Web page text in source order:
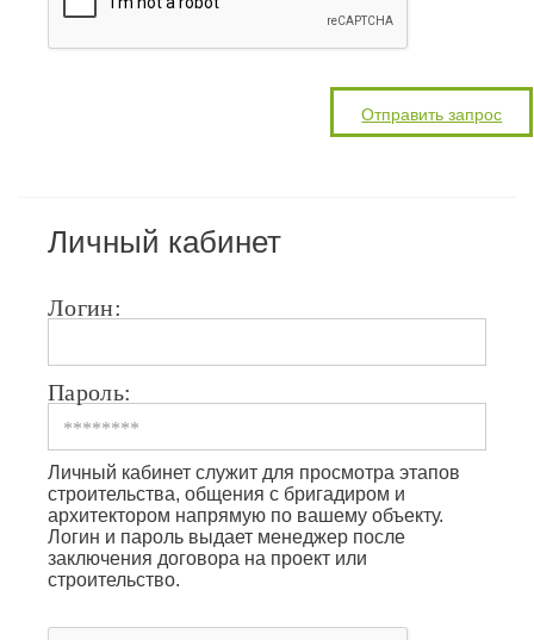
Личный кабинет
Логин:
Пароль:
Личный кабинет служит для просмотра этапов
строительства, общения с бригадиром и
архитектором напрямую по вашему объекту.
Логин и пароль выдает менеджер после
заключения договора на проект или
строительство.